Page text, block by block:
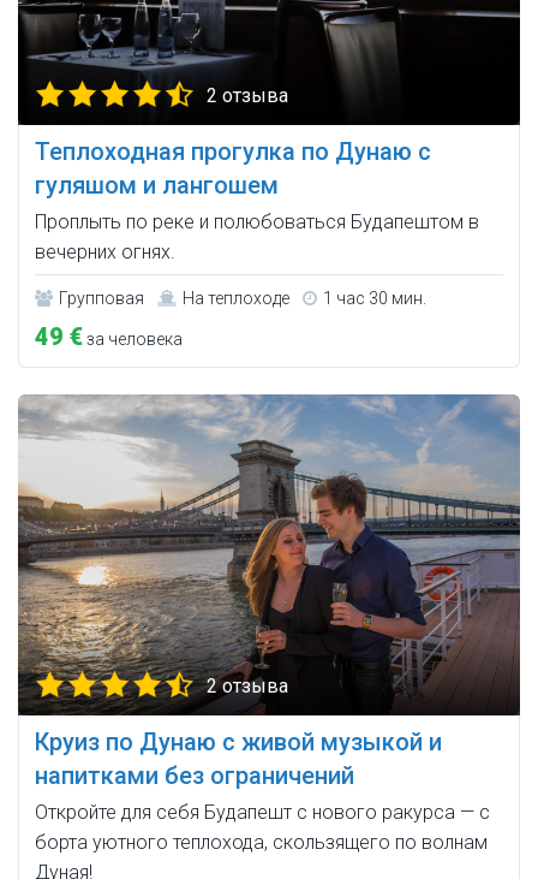
2 отзыва
Теплоходная прогулка по Дунаю с
гуляшом и лангошем
Проплыть по реке и полюбоваться Будапештом в
вечерних огнях.
Групповая На теплоходе 1 час 30 мин.
49 €за человека
2 отзыва
Круиз по Дунаю с живой музыкой и
напитками без ограничений
Откройте для себя Будапешт с нового ракурса — с
борта уютного теплохода, скользящего по волнам
Дуная!